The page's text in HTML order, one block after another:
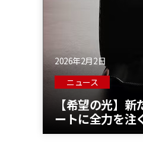
2026年2月2日
ニュース
【希望の光】
ートに全力を注